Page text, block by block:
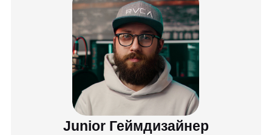
Разработка концепции игры
Навыки: